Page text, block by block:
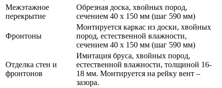
Межэтажное
перекрытие
Обрезная доска, хвойных пород,
сечением 40 х 150 мм (шаг 590 мм)
Фронтоны
Монтируется каркас из доски, хвойных
пород, естественной влажности,
сечением 40 х 150 мм (шаг 590 мм)
Отделка стен и
фронтонов
Имитация бруса, хвойных пород,
естественной влажности, толщиной 16-
18 мм. Монтируется на рейку вент –
зазора.